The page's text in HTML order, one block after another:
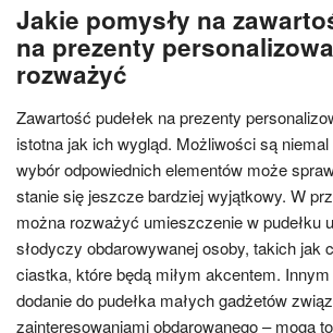
Jakie pomysły na
na prezenty
rozważyć
Zawartość pudełek na prezenty
istotna jak ich wygląd. Możliwości są
wybór odpowiednich elementów może
stanie się jeszcze bardziej wyjątkowy. W
można rozważyć umieszczenie w pudełku
słodyczy obdarowywanej osoby, takich jak
ciastka, które będą miłym akcentem.
dodanie do pudełka małych gadżetów
zainteresowaniami obdarowanego – mogą